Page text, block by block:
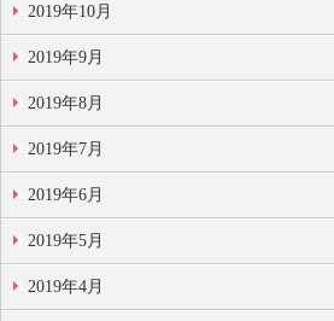
2019年10月
2019年9月
2019年8月
2019年7月
2019年6月
2019年5月
2019年4月